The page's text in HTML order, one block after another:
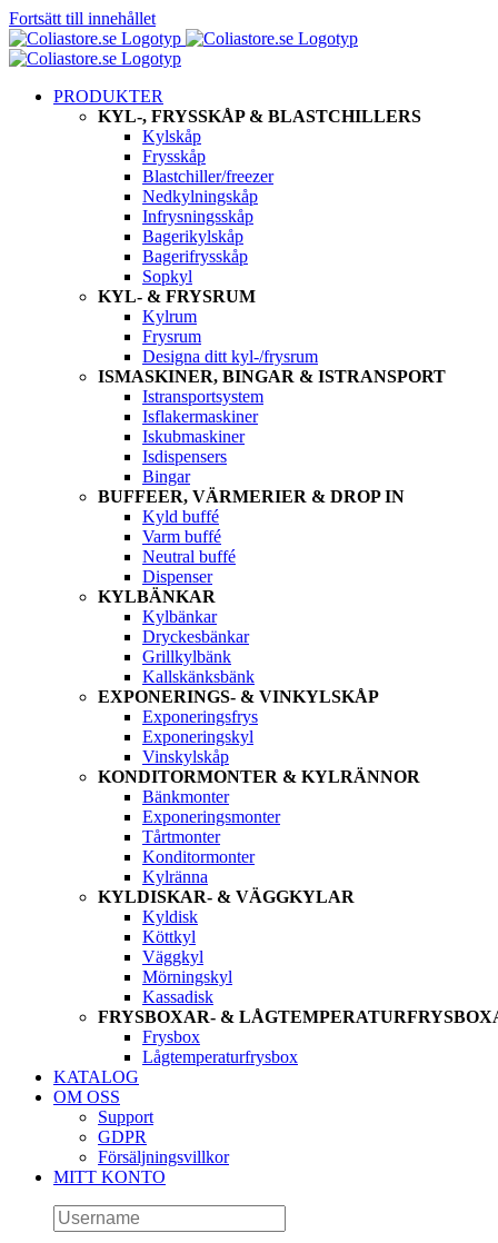
Fortsätt till innehållet
PRODUKTER
KYL-, FRYSSKÅP & BLASTCHILLERS
Kylskåp
Frysskåp
Blastchiller/freezer
Nedkylningskåp
Infrysningsskåp
Bagerikylskåp
Bagerifrysskåp
Sopkyl
KYL- & FRYSRUM
Kylrum
Frysrum
Designa ditt kyl-/frysrum
ISMASKINER, BINGAR & ISTRANSPORT
Istransportsystem
Isflakermaskiner
Iskubmaskiner
Isdispensers
Bingar
BUFFEER, VÄRMERIER & DROP IN
Kyld buffé
Varm buffé
Neutral buffé
Dispenser
KYLBÄNKAR
Kylbänkar
Dryckesbänkar
Grillkylbänk
Kallskänksbänk
EXPONERINGS- & VINKYLSKÅP
Exponeringsfrys
Exponeringskyl
Vinskylskåp
KONDITORMONTER & KYLRÄNNOR
Bänkmonter
Exponeringsmonter
Tårtmonter
Konditormonter
Kylränna
KYLDISKAR- & VÄGGKYLAR
Kyldisk
Köttkyl
Väggkyl
Mörningskyl
Kassadisk
FRYSBOXAR- &
Frysbox
Lågtemperaturfrysbox
KATALOG
OM OSS
Support
GDPR
Försäljningsvillkor
MITT KONTO